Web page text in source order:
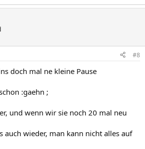
#8
doch mal ne kleine Pause
:gaehn ;
und wenn wir sie noch 20 mal neu
auch wieder, man kann nicht alles auf